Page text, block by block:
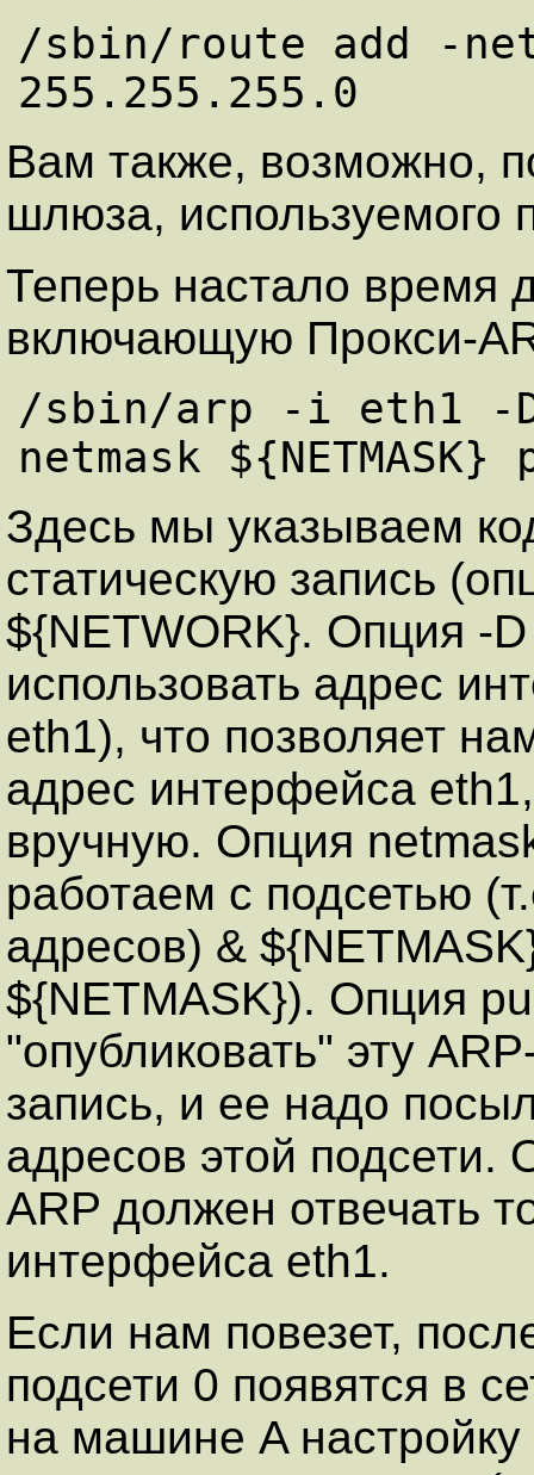
/sbin/route add -
255.255.255.0
Вам также, возможно,
шлюза, используемого
Теперь настало время
включающую Прокси-
/sbin/arp -i eth1 -Ds
netmask ${NETMASK}
Здесь мы указываем
статическую запись
${NETWORK}. Опция -
использовать адрес
eth1), что позволяет
адрес интерфейса
вручную. Опция
работаем с подсетью
адресов) &
${NETMASK}). Опция
"опубликовать" эту
запись, и ее надо
адресов этой подсети.
ARP должен отвечать
интерфейса eth1.
Если нам повезет,
подсети 0 появятся в
на машине A настройку